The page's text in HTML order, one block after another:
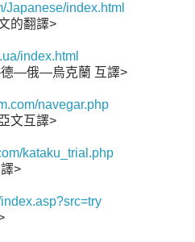
Japanese/index.html
的翻譯>
index.html
—俄—烏克蘭 互譯>
navegar.php
文互譯>
kataku_trial.php
>